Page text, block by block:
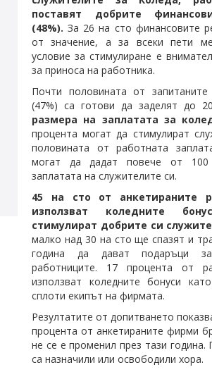
поставят добрите
(48%).За 26 на сто финансовите
от значение, а за всеки пети
условие за стимулиране е
за приноса на работника.
Почти половината от запитаните
(47%) са готови да заделят до
размера на заплатата за
процента могат да стимулират
половината от работната
могат да дадат повече от 100
заплатата на служителите си.
45 на сто от анкетираните
използват коледните
стимулират добрите си
малко над 30 на сто ще спазят и
година да дават подаръци
работниците. 17 процента от
използват коледните бонуси
сплоти екипът на фирмата.
Резултатите от допитването
процента от анкетираните фирми
не се е променил през тази година.
са назначили или освободили хора.